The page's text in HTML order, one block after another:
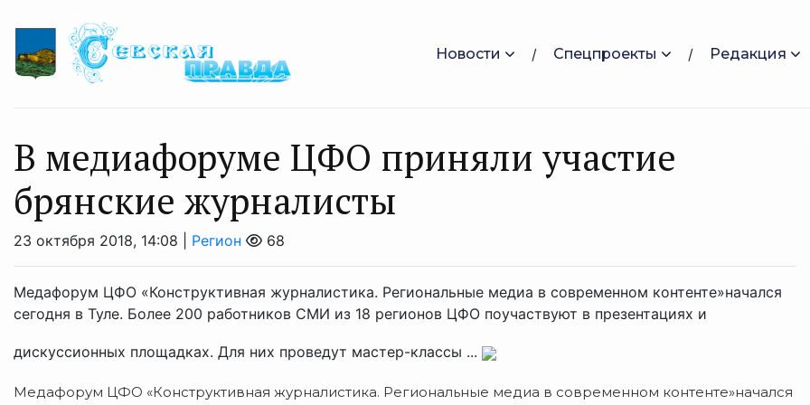
Новости Спецпроекты Редакция
В медиафоруме ЦФО приняли участие
брянские журналисты
23 октября 2018, 14:08 | Регион 68
Медафорум ЦФО «Конструктивная журналистика. Региональные медиа в современном контенте»начался
сегодня в Туле. Более 200 работников СМИ из 18 регионов ЦФО поучаствуют в презентациях и
дискуссионных площадках. Для них проведут мастер-классы ...
Медафорум ЦФО «Конструктивная журналистика. Региональные медиа в современном контенте»начался